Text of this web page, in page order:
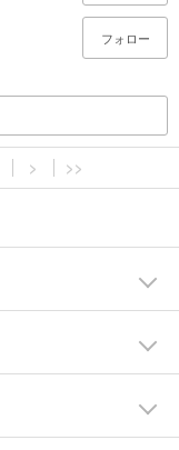
フォロー
> >>